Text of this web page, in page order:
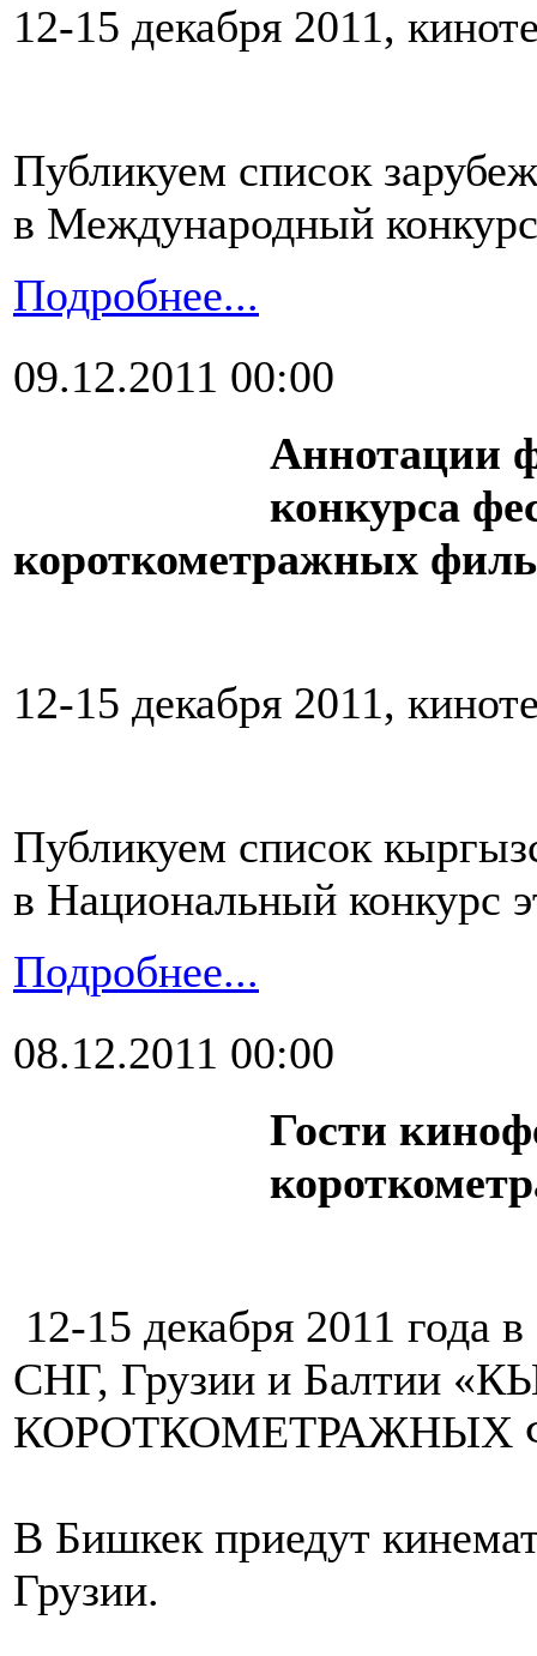
12-15 декабря 2011,
Публикуем список
в Международный
Подробнее...
09.12.2011 00:00
Аннотации
конкурса
короткометражных
12-15 декабря 2011,
Публикуем список
в Национальный конкурс
Подробнее...
08.12.2011 00:00
Гости
12-15 декабря 2011 года
СНГ, Грузии и Балтии
КОРОТКОМЕТРАЖНЫХ
В Бишкек приедут
Грузии.